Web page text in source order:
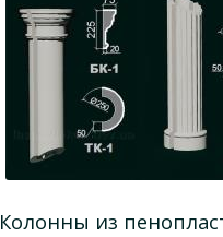
Колонны из